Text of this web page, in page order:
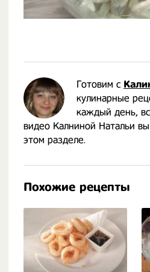
Готовим с
кулинарные
каждый день,
видео Калниной Натальи
этом разделе.
Похожие рецепты